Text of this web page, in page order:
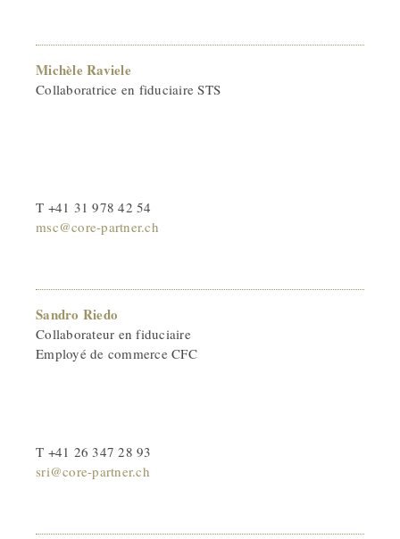
Michèle Raviele
Collaboratrice en fiduciaire STS
T +41 31 978 42 54
msc@core-partner.ch
Sandro Riedo
Collaborateur en fiduciaire
Employé de commerce CFC
T +41 26 347 28 93
sri@core-partner.ch